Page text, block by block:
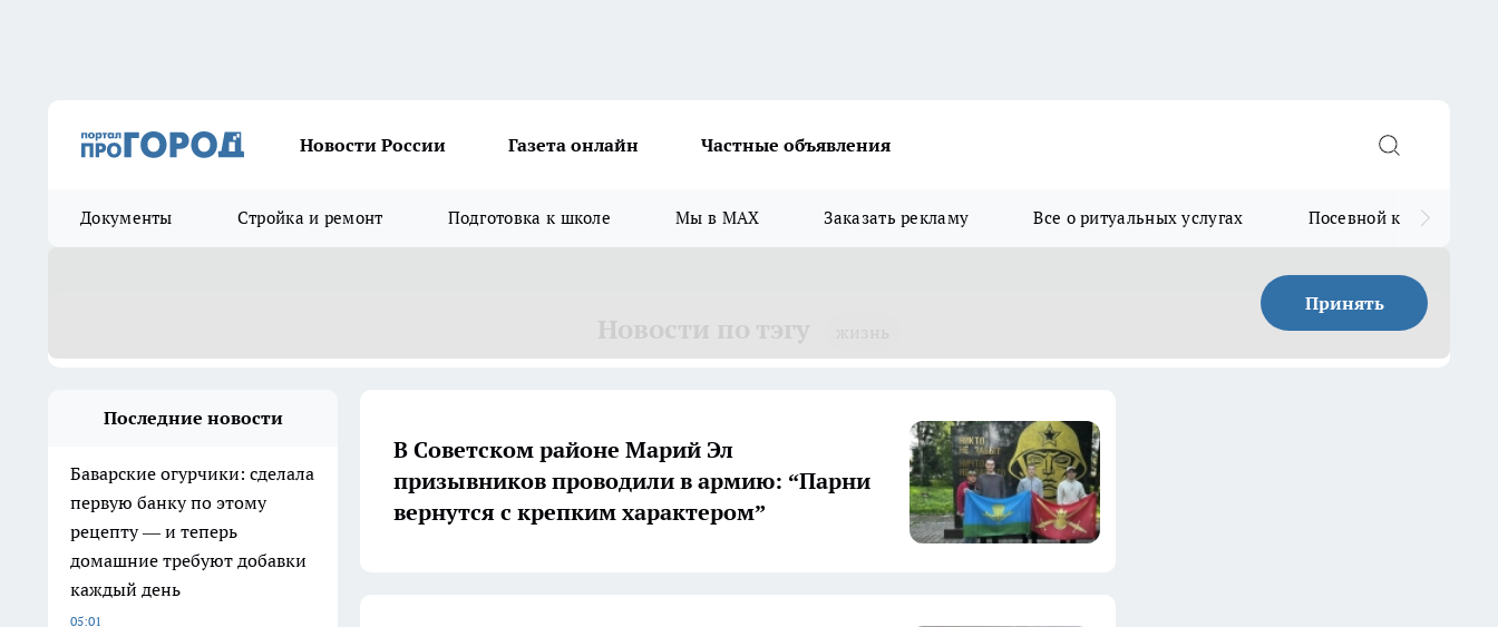
Новости России Газета онлайн Частные объявления
Документы Стройка и ремонт Подготовка к школе Мы в MAX Заказать рекламу Все о ритуальных услугах Посевной календарь
Принять
Последние новости
Баварские огурчики: сделала
первую банку по этому
рецепту — и теперь
домашние требуют добавки
каждый день
05:01
В Советском районе Марий Эл
призывников проводили в армию: “Парни
вернутся с крепким характером”